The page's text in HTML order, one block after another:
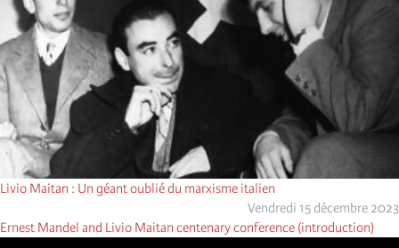
Livio Maitan : Un géant oublié du marxisme italien
Vendredi 15 décembre 2023
Ernest Mandel and Livio Maitan centenary conference (introduction)